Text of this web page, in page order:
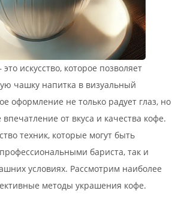
искусство, которое позволяет
чашку напитка в визуальный
оформление не только радует глаз, но
от вкуса и качества кофе.
техник, которые могут быть
бариста, так и
условиях. Рассмотрим наиболее
методы украшения кофе.